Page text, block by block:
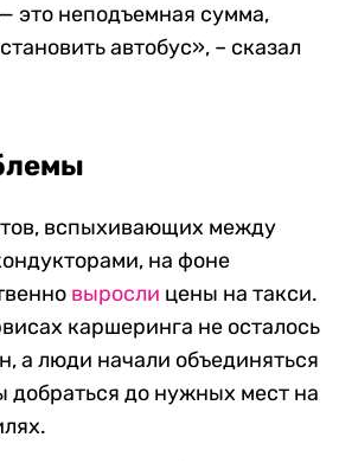
это неподъемная сумма,
автобус», – сказал
вспыхивающих между
на фоне
выросли цены на такси.
каршеринга не осталось
а люди начали объединяться
добраться до нужных мест на